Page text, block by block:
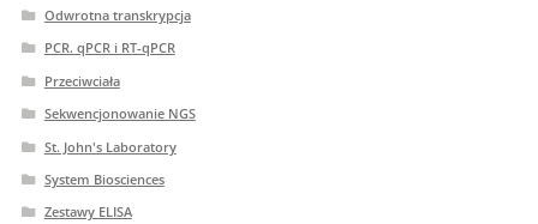
Odwrotna transkrypcja
PCR. qPCR i RT-qPCR
Przeciwciała
Sekwencjonowanie NGS
St. John's Laboratory
System Biosciences
Zestawy ELISA